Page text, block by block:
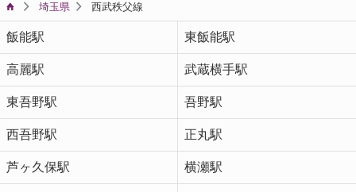
埼玉県 西武秩父線
飯能駅 東飯能駅
高麗駅 武蔵横手駅
東吾野駅 吾野駅
西吾野駅 正丸駅
芦ヶ久保駅 横瀬駅